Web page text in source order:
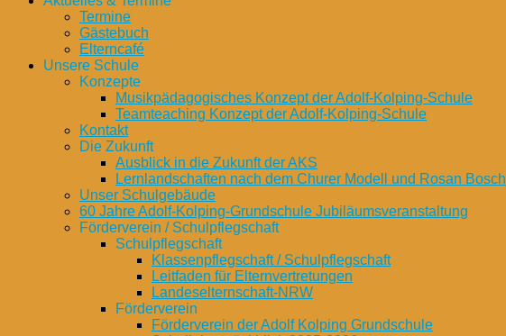
Termine
Gästebuch
Elterncafé
Unsere Schule
Konzepte
Musikpädagogisches Konzept der Adolf-Kolping-Schule
Teamteaching Konzept der Adolf-Kolping-Schule
Kontakt
Die Zukunft
Ausblick in die Zukunft der AKS
Lernlandschaften nach dem Churer Modell und Rosan Bosch
Unser Schulgebäude
60 Jahre Adolf-Kolping-Grundschule Jubiläumsveranstaltung
Förderverein / Schulpflegschaft
Schulpflegschaft
Klassenpflegschaft / Schulpflegschaft
Leitfaden für Elternvertretungen
Landeselternschaft-NRW
Förderverein
Förderverein der Adolf Kolping Grundschule